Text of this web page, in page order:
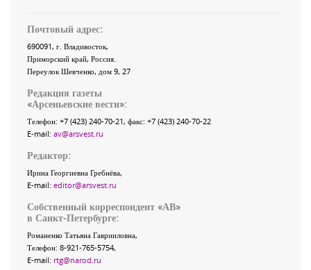
Почтовый адрес:
690091, г. Владивосток,
Приморский край, Россия
Переулок Шевченко, дом 9, 27
Редакция газеты
«Арсеньевские вести»:
Телефон: +7 (423) 240-70-21, факс: +7 (423) 240-70-22
E-mail: av@arsvest.ru
Редактор:
Ирина Георгиевна Гребнёва,
E-mail: editor@arsvest.ru
Собственный корреспондент «АВ»
в Санкт-Петербурге:
Романенко Татьяна Гаврииловна,
Телефон: 8-921-765-5754,
E-mail: rtg@narod.ru